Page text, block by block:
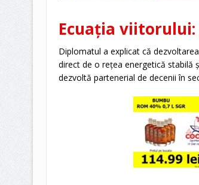
Ecuația viitorului:
Diplomatul a explicat că
direct de o rețea energetică stabilă
dezvoltă partenerial de decenii în